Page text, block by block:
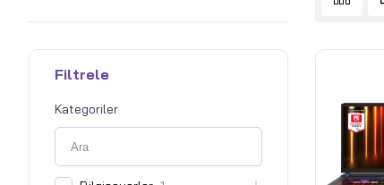
Filtrele
Kategoriler